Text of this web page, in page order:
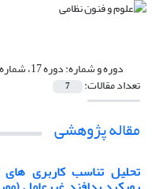
دوره و شماره:دوره 17، شماره 58، زمستان 1400
تعداد مقالات: 7
مقاله پژوهشی
تحلیل تناسب کاربری